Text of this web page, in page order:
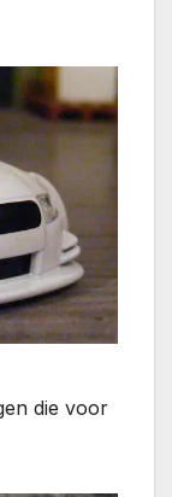
die voor